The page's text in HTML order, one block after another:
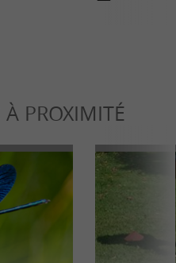
À PROXIMITÉ